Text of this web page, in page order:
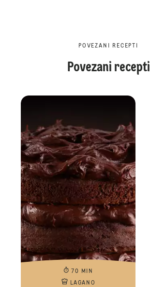
POVEZANI RECEPTI
Povezani recepti
70 MIN
LAGANO